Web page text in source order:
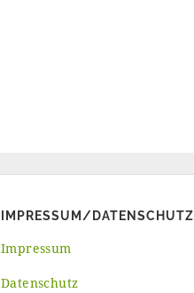
IMPRESSUM/DATENSCHUTZ
Impressum
Datenschutz